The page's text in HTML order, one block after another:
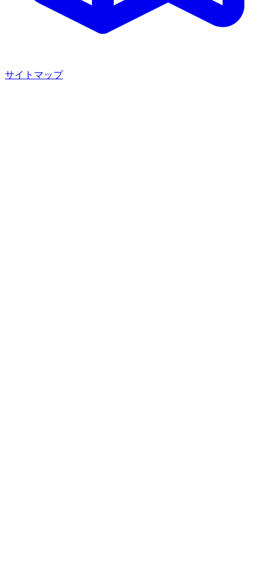
サイトマップ